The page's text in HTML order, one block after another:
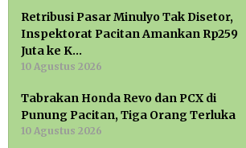
Retribusi Pasar Minulyo Tak Disetor,
Inspektorat Pacitan Amankan Rp259
Juta ke K…
10 Agustus 2026
Tabrakan Honda Revo dan PCX di
Punung Pacitan, Tiga Orang Terluka
10 Agustus 2026